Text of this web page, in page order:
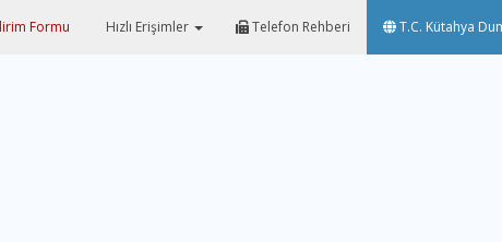
Formu Hızlı Erişimler Telefon Rehberi T.C. Kütahya